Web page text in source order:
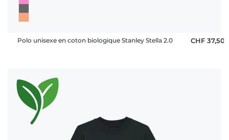
Polo unisexe en coton biologique Stanley Stella 2.0 CHF 37,50